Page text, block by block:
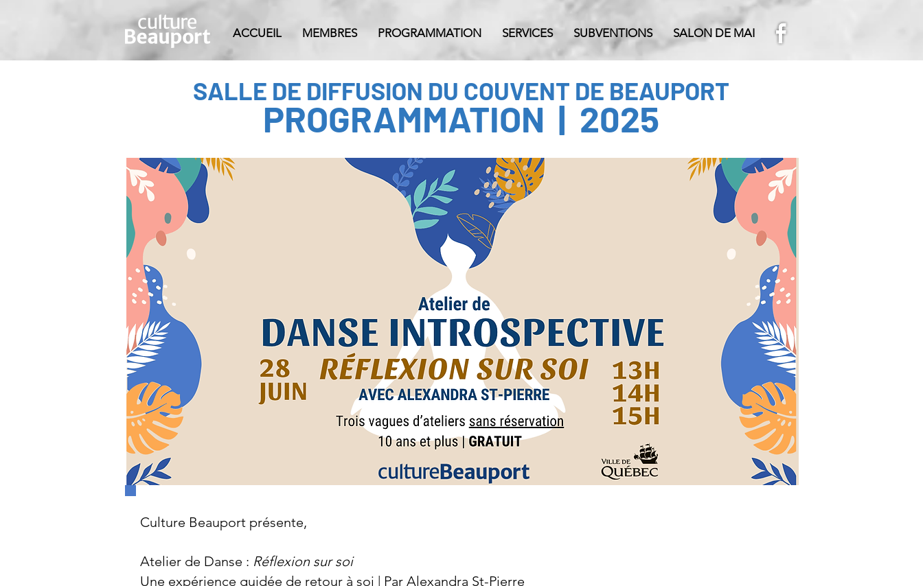
ACCUEIL MEMBRES PROGRAMMATION SERVICES SUBVENTIONS SALON DE MAI
SALLE DE DIFFUSION DU COUVENT DE BEAUPORT
PROGRAMMATION | 2025
Culture Beauport présente,
Atelier de Danse : Réflexion sur soi
Une expérience guidée de retour à soi | Par Alexandra St-Pierre